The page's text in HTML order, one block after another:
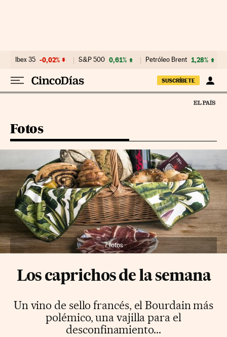
Ibex 35 -0,02% S&P 500 0,61% Petróleo Brent 1,28%
SUSCRÍBETE
Fotos
7 fotos
Los caprichos de la semana
Un vino de sello francés, el Bourdain más
polémico, una vajilla para el
desconfinamiento...